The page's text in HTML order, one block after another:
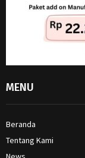
MENU
Beranda
Tentang Kami